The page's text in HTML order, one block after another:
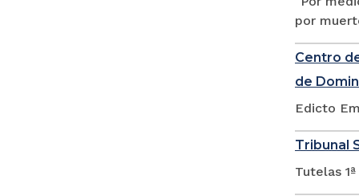
por
Centro
de
Edicto
Tribunal
Tutelas